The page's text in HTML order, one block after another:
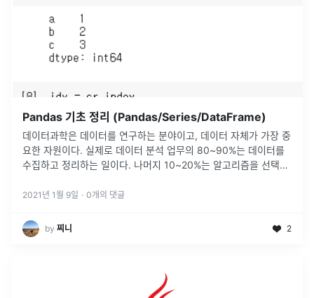
Pandas 기초 정리 (Pandas/Series/DataFrame)
데이터과학은 데이터를 연구하는 분야이고, 데이터 자체가 가장 중
요한 자원이다. 실제로 데이터 분석 업무의 80~90%는 데이터를
수집하고 정리하는 일이다. 나머지 10~20%는 알고리즘을 선택하
분석 프로세...
2021년 1월 9일 · 0개의 댓글
by 찌니 2